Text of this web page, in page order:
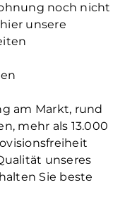
noch nicht
unsere
am Markt, rund
mehr als 13.000
unseres
Sie beste